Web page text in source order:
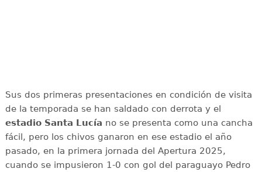
Sus dos primeras presentaciones en condición de visita
de la temporada se han saldado con derrota y el
estadio Santa Lucía no se presenta como una cancha
fácil, pero los chivos ganaron en ese estadio el año
pasado, en la primera jornada del Apertura 2025,
cuando se impusieron 1-0 con gol del paraguayo Pedro